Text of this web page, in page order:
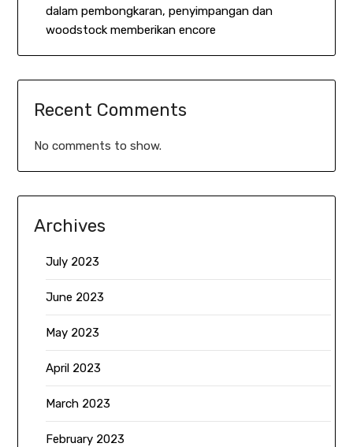
dalam pembongkaran, penyimpangan dan
woodstock memberikan encore
Recent Comments
No comments to show.
Archives
July 2023
June 2023
May 2023
April 2023
March 2023
February 2023